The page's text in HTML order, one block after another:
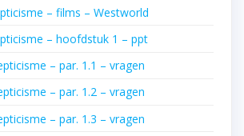
– films – Westworld
– hoofdstuk 1 – ppt
– par. 1.1 – vragen
– par. 1.2 – vragen
– par. 1.3 – vragen